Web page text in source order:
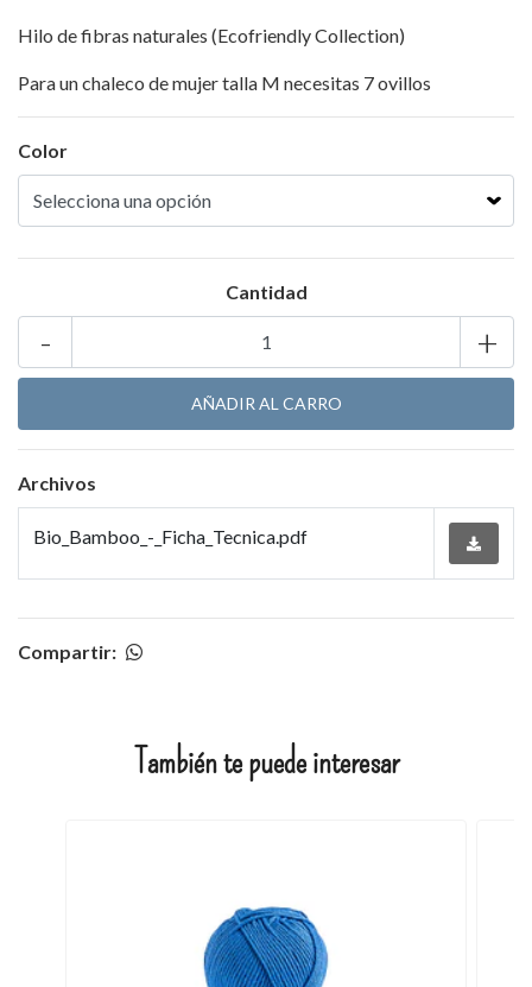
Hilo de fibras naturales (Ecofriendly Collection)
Para un chaleco de mujer talla M necesitas 7 ovillos
Color
Cantidad
+
-
Archivos
Bio_Bamboo_-_Ficha_Tecnica.pdf
Compartir:
También te puede interesar